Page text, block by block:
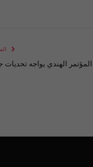
الهندي يواجه تحديات